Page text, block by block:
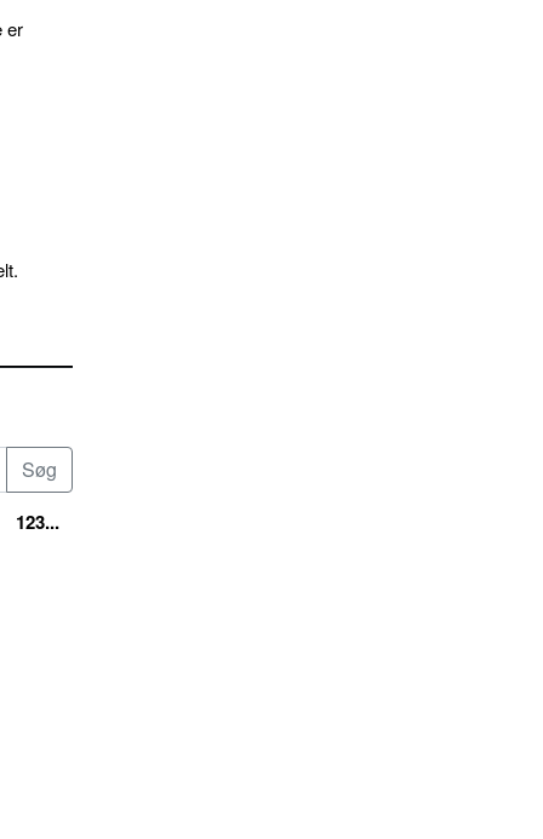
er
123...